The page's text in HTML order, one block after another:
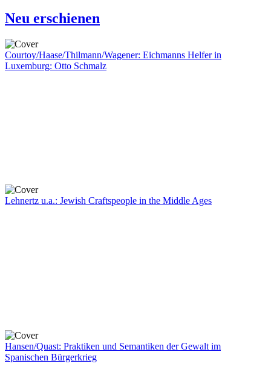
Neu erschienen
Courtoy/Haase/Thilmann/Wagener: Eichmanns Helfer in
Luxemburg: Otto Schmalz
Lehnertz u.a.: Jewish Craftspeople in the Middle Ages
Hansen/Quast: Praktiken und Semantiken der Gewalt im
Spanischen Bürgerkrieg